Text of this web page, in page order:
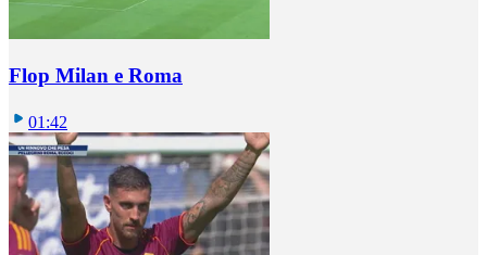
Flop Milan e Roma
01:42